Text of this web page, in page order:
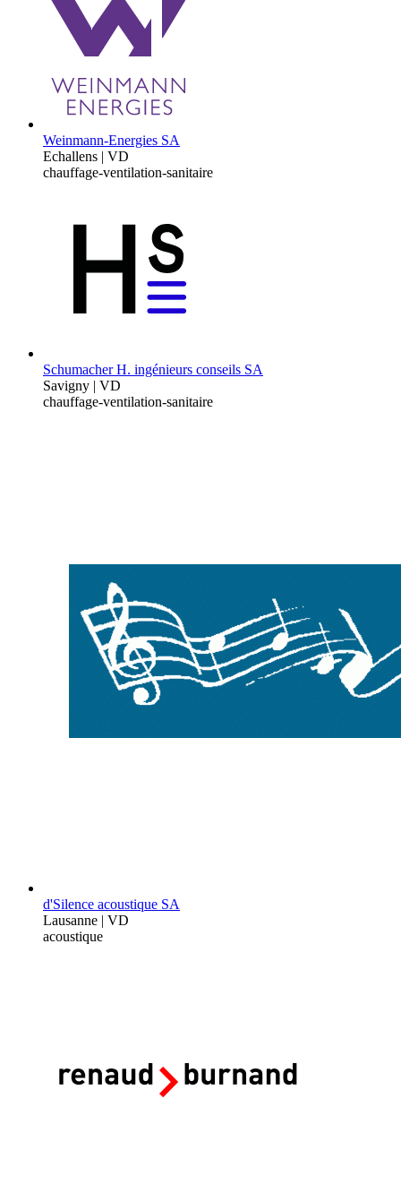
Weinmann-Energies SA
Echallens | VD
chauffage-ventilation-sanitaire
Schumacher H. ingénieurs conseils SA
Savigny | VD
chauffage-ventilation-sanitaire
d'Silence acoustique SA
Lausanne | VD
acoustique